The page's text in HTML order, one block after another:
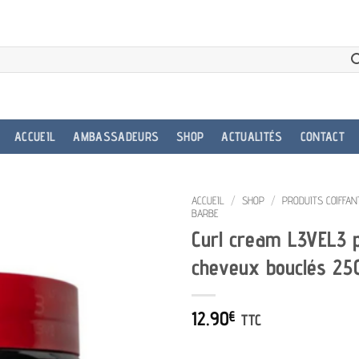
ACCUEIL AMBASSADEURS SHOP ACTUALITÉS CONTACT
ACCUEIL / SHOP / PRODUITS
BARBE
Curl cream L3VEL3
cheveux bouclés
12.90€ TTC